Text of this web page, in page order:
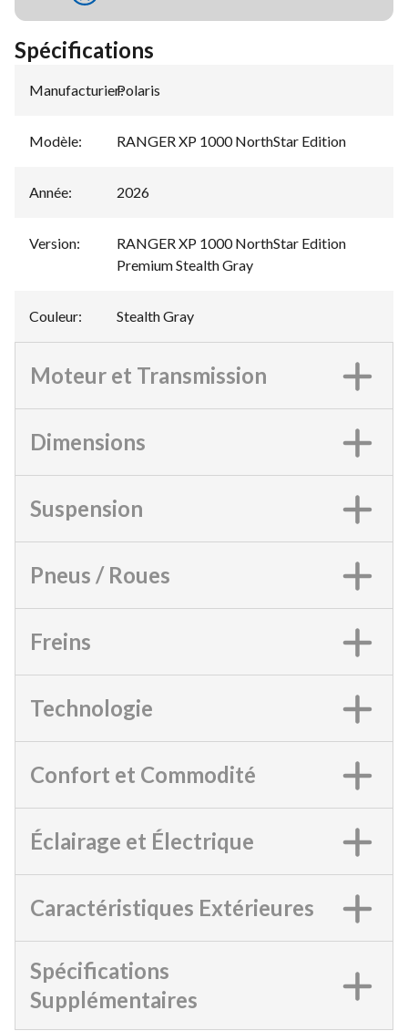
Spécifications
Manufacturier:
Polaris
Modèle: RANGER XP 1000 NorthStar Edition
Année: 2026
Version:
RANGER XP 1000 NorthStar Edition
Premium Stealth Gray
Couleur: Stealth Gray
Moteur et Transmission
Dimensions
Suspension
Pneus / Roues
Freins
Technologie
Confort et Commodité
Éclairage et Électrique
Caractéristiques Extérieures
Spécifications
Supplémentaires